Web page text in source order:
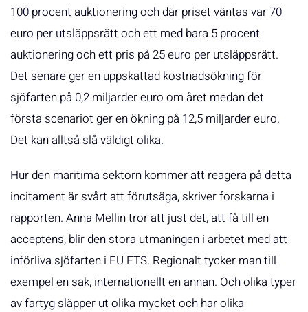
100 procent auktionering och där priset väntas var 70
euro per utsläppsrätt och ett med bara 5 procent
auktionering och ett pris på 25 euro per utsläppsrätt.
Det senare ger en uppskattad kostnadsökning för
sjöfarten på 0,2 miljarder euro om året medan det
första scenariot ger en ökning på 12,5 miljarder euro.
Det kan alltså slå väldigt olika.
Hur den maritima sektorn kommer att reagera på detta
incitament är svårt att förutsäga, skriver forskarna i
rapporten. Anna Mellin tror att just det, att få till en
acceptens, blir den stora utmaningen i arbetet med att
införliva sjöfarten i EU ETS. Regionalt tycker man till
exempel en sak, internationellt en annan. Och olika typer
av fartyg släpper ut olika mycket och har olika